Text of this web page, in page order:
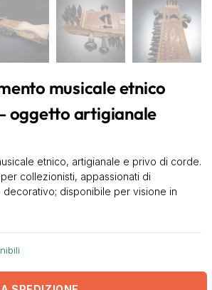
musicale etnico
oggetto artigianale
etnico, artigianale e privo di corde.
collezionisti, appassionati di
disponibile per visione in